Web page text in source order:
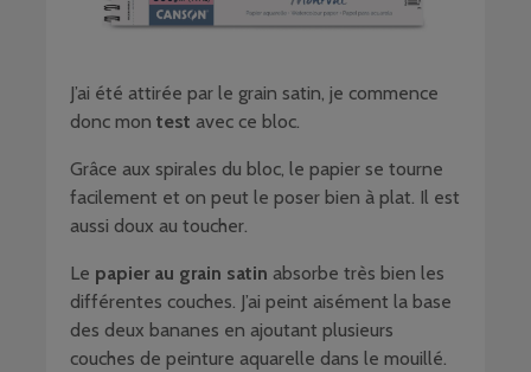
J’ai été attirée par le grain satin, je commence
donc mon test avec ce bloc.
Grâce aux spirales du bloc, le papier se tourne
facilement et on peut le poser bien à plat. Il est
aussi doux au toucher.
Le papier au grain satin absorbe très bien les
différentes couches. J’ai peint aisément la base
des deux bananes en ajoutant plusieurs
couches de peinture aquarelle dans le mouillé.